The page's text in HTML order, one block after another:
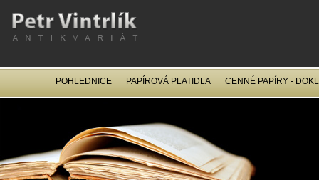
POHLEDNICE PAPÍROVÁ PLATIDLA CENNÉ PAPÍRY -